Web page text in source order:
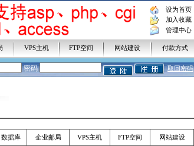
设为首页
加入收藏
管理中心
VPS主机 FTP空间 网站建设 付款方式
密码 取回密码
数据库 企业邮局 VPS主机 FTP空间 网站建设